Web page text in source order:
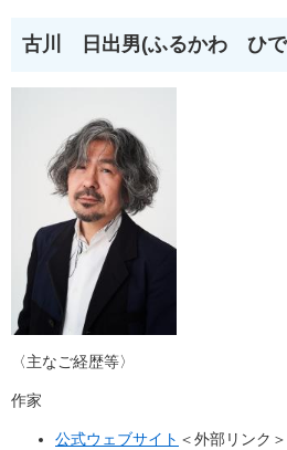
古川 日出男(ふるかわ ひで
〈主なご経歴等〉
作家
公式ウェブサイト ＜外部リンク＞